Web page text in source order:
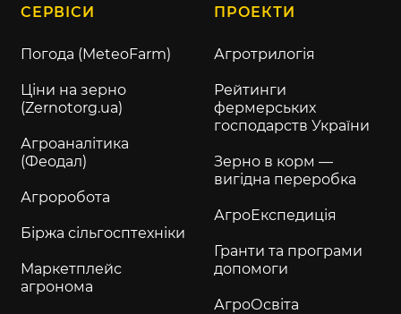
СЕРВІСИ
Погода (MeteoFarm)
Ціни на зерно
(Zernotorg.ua)
Агроаналітика
(Феодал)
Агроробота
Біржа сільгосптехніки
Маркетплейс
агронома
ПРОЕКТИ
Агротрилогія
Рейтинги
фермерських
господарств України
Зерно в корм —
вигідна переробка
АгроЕкспедиція
Гранти та програми
допомоги
АгроОсвіта